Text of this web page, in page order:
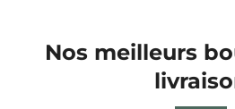
Nos meilleurs